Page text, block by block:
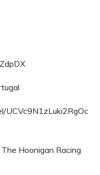
UCVc9N1zLuki2RgOc
Hoonigan Racing